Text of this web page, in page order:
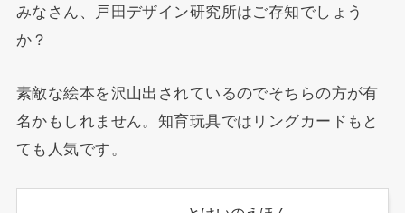
みなさん、戸田デザイン研究所はご存知でしょう
か？
素敵な絵本を沢山出されているのでそちらの方が有
名かもしれません。知育玩具ではリングカードもと
ても人気です。